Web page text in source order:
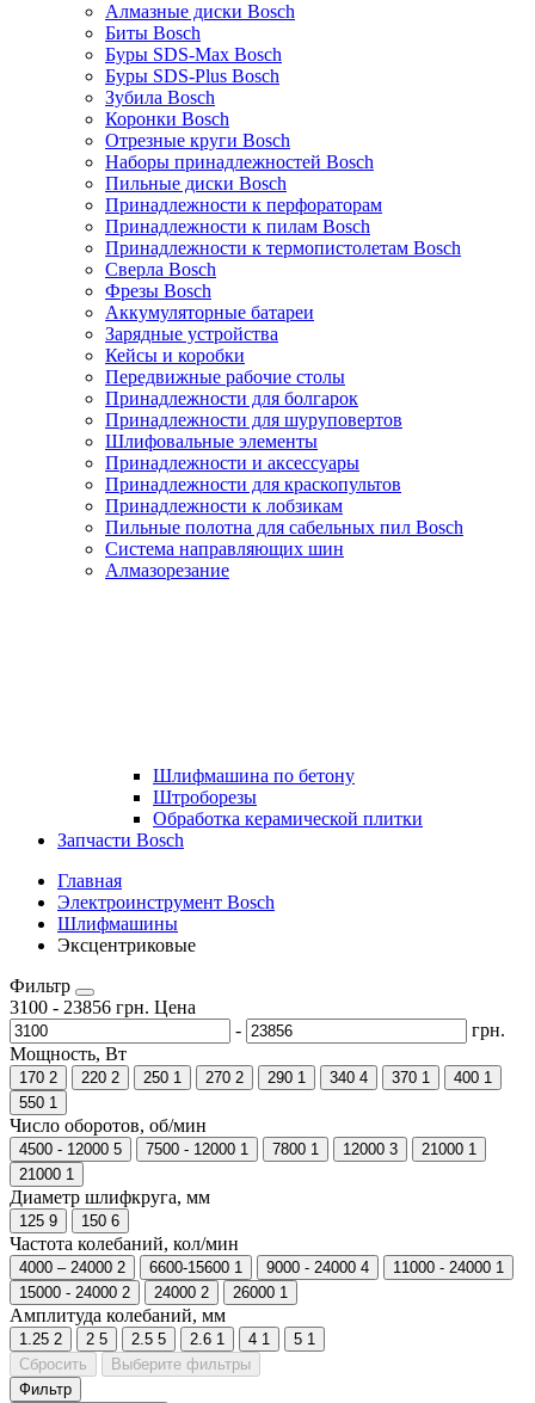
Алмазные диски Bosch
Биты Bosch
Буры SDS-Max Bosch
Буры SDS-Plus Bosch
Зубила Bosch
Коронки Bosch
Отрезные круги Bosch
Наборы принадлежностей Bosch
Пильные диски Bosch
Принадлежности к перфораторам
Принадлежности к пилам Bosch
Принадлежности к термопистолетам Bosch
Сверла Bosch
Фрезы Bosch
Аккумуляторные батареи
Зарядные устройства
Кейсы и коробки
Передвижные рабочие столы
Принадлежности для болгарок
Принадлежности для шуруповертов
Шлифовальные элементы
Принадлежности и аксессуары
Принадлежности для краскопультов
Принадлежности к лобзикам
Пильные полотна для сабельных пил Bosch
Система направляющих шин
Алмазорезание
Шлифмашина по бетону
Штроборезы
Обработка керамической плитки
Запчасти Bosch
Главная
Электроинструмент Bosch
Шлифмашины
Эксцентриковые
Фильтр
3100 - 23856 грн. Цена
-
грн.
Мощность, Вт
170 2 220 2 250 1 270 2 290 1 340 4 370 1 400 1
550 1
Число оборотов, об/мин
4500 - 12000 5 7500 - 12000 1 7800 1 12000 3 21000 1
21000 1
Диаметр шлифкруга, мм
125 9 150 6
Частота колебаний, кол/мин
4000 – 24000 2 6600-15600 1 9000 - 24000 4 11000 - 24000 1
15000 - 24000 2 24000 2 26000 1
Амплитуда колебаний, мм
1.25 2 2 5 2.5 5 2.6 1 4 1 5 1
Сбросить
Выберите фильтры
Фильтр